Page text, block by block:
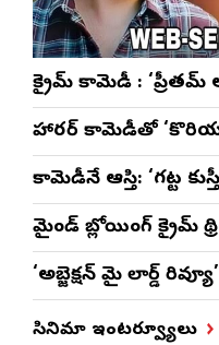
క్రైమ్ కామెడీ : ‘ప్రీతమ్
హారర్ కామెడీతో
కామెడీనే ఆస్తి: ‘గట్ట
మైండ్ బ్లోయింగ్ క్రైమ్
‘అబ్జెక్ష‌న్ మై లార్డ్
సినిమా ఇంటర్వ్యూలు